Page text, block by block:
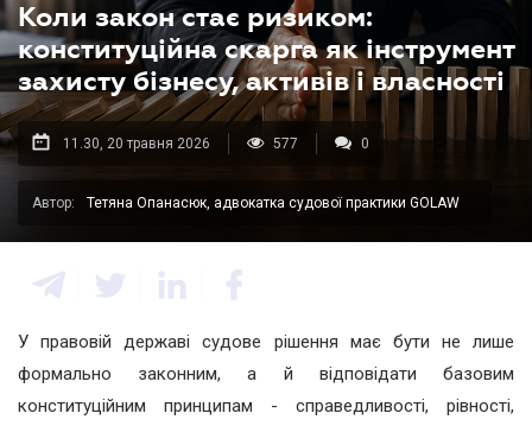
Коли закон стає ризиком:
конституційна скарга як інструмент
захисту бізнесу, активів і власності
11.30, 20 травня 2026 577 0
Автор: Тетяна Опанасюк, адвокатка судової практики GOLAW
У правовій державі судове рішення має бути не лише
формально законним, а й відповідати базовим
конституційним принципам - справедливості, рівності,